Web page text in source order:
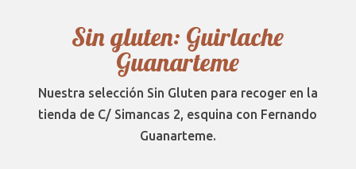
Sin gluten: Guirlache
Guanarteme
Nuestra selección Sin Gluten para recoger en la
tienda de C/ Simancas 2, esquina con Fernando
Guanarteme.